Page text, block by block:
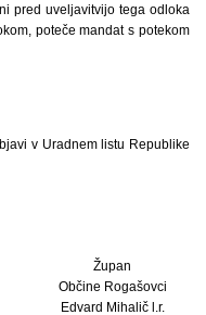
pred uveljavitvijo tega odloka
poteče mandat s potekom
v Uradnem listu Republike
Župan
Občine Rogašovci
Edvard Mihalič l.r.